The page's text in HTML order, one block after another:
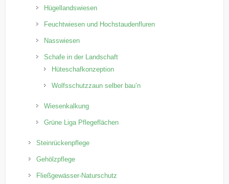
Hügellandswiesen
Feuchtwiesen und Hochstaudenfluren
Nasswiesen
Schafe in der Landschaft
Hüteschafkonzeption
Wolfsschutzzaun selber bau’n
Wiesenkalkung
Grüne Liga Pflegeflächen
Steinrückenpflege
Gehölzpflege
Fließgewässer-Naturschutz